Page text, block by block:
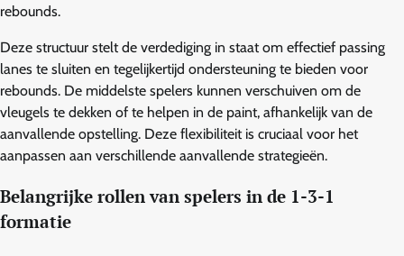
rebounds.
Deze structuur stelt de verdediging in staat om effectief passing
lanes te sluiten en tegelijkertijd ondersteuning te bieden voor
rebounds. De middelste spelers kunnen verschuiven om de
vleugels te dekken of te helpen in de paint, afhankelijk van de
aanvallende opstelling. Deze flexibiliteit is cruciaal voor het
aanpassen aan verschillende aanvallende strategieën.
Belangrijke rollen van spelers in de 1-3-1
formatie